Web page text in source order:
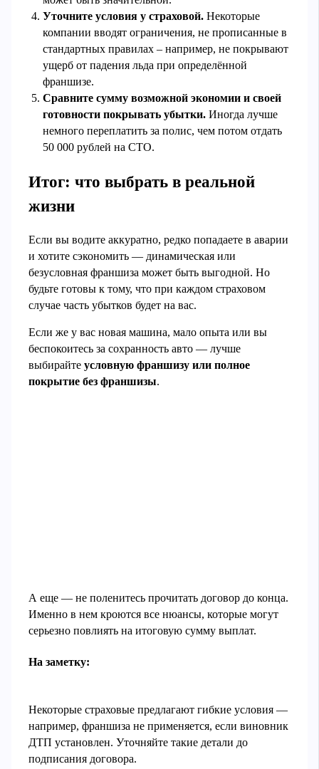
Уточните условия у страховой. Некоторые
компании вводят ограничения, не прописанные в
стандартных правилах – например, не покрывают
ущерб от падения льда при определённой
франшизе.
Сравните сумму возможной экономии и своей
готовности покрывать убытки. Иногда лучше
немного переплатить за полис, чем потом отдать
50 000 рублей на СТО.
Итог: что выбрать в реальной
жизни
Если вы водите аккуратно, редко попадаете в аварии
и хотите сэкономить — динамическая или
безусловная франшиза может быть выгодной. Но
будьте готовы к тому, что при каждом страховом
случае часть убытков будет на вас.
Если же у вас новая машина, мало опыта или вы
беспокоитесь за сохранность авто — лучше
выбирайтеусловную франшизу или полное
покрытие без франшизы.
А еще — не поленитесь прочитать договор до конца.
Именно в нем кроются все нюансы, которые могут
серьезно повлиять на итоговую сумму выплат.
На заметку:
Некоторые страховые предлагают гибкие условия —
например, франшиза не применяется, если виновник
ДТП установлен. Уточняйте такие детали до
подписания договора.